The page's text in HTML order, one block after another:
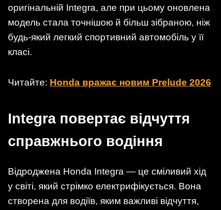
оригінальній Integra, але при цьому оновлена
модель стала точнішою й більш зібраною, ніж
будь-який легкий спортивний автомобіль у її
класі.
Читайте: Honda вражає новим Prelude 2026
Integra повертає відчуття
справжнього водіння
Відроджена Honda Integra — це сміливий хід
у світі, який стрімко електрифікується. Вона
створена для водіїв, яким важливі відчуття,